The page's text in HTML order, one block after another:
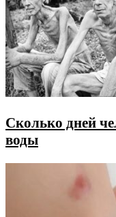
Сколько дней
воды